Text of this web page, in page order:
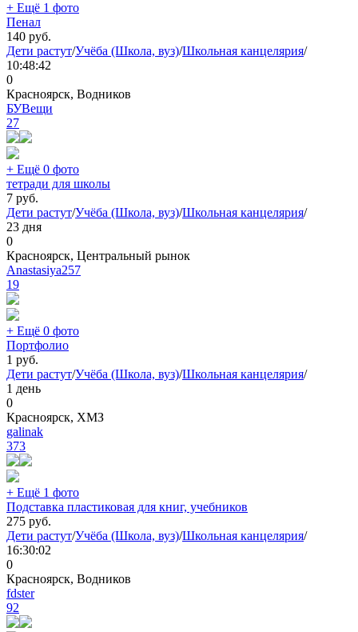
+ Ещё 1 фото
Пенал
140 руб.
Дети растут/Учёба (Школа, вуз)/Школьная канцелярия/
10:48:42
0
Красноярск, Водников
БУВещи
27
+ Ещё 0 фото
тетради для школы
7 руб.
Дети растут/Учёба (Школа, вуз)/Школьная канцелярия/
23 дня
0
Красноярск, Центральный рынок
Anastasiya257
19
+ Ещё 0 фото
Портфолио
1 руб.
Дети растут/Учёба (Школа, вуз)/Школьная канцелярия/
1 день
0
Красноярск, ХМЗ
galinak
373
+ Ещё 1 фото
Подставка пластиковая для книг, учебников
275 руб.
Дети растут/Учёба (Школа, вуз)/Школьная канцелярия/
16:30:02
0
Красноярск, Водников
fdster
92